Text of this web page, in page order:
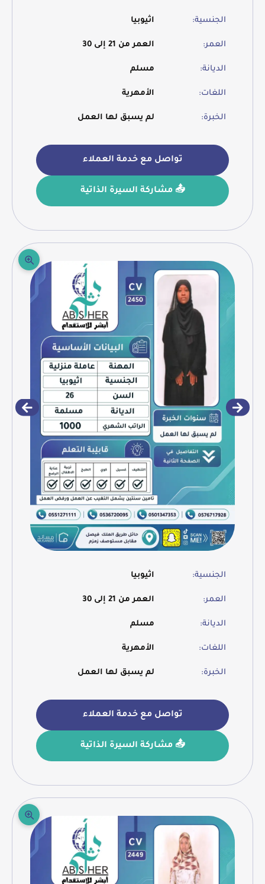
الجنسية: اثيوبيا
العمر: العمر من 21 إلى 30
الديانة: مسلم
اللغات: الأمهرية
الخبرة: لم يسبق لها العمل
تواصل مع خدمة العملاء
📤 مشاركة السيرة الذاتية
الجنسية: اثيوبيا
العمر: العمر من 21 إلى 30
الديانة: مسلم
اللغات: الأمهرية
الخبرة: لم يسبق لها العمل
تواصل مع خدمة العملاء
📤 مشاركة السيرة الذاتية